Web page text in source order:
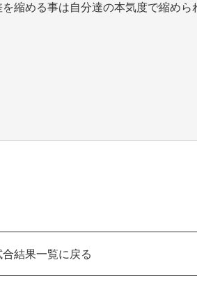
縮める事は自分達の本気度で縮めら
合結果一覧に戻る